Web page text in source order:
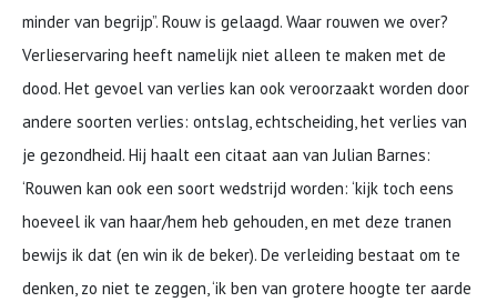
minder van begrijp”. Rouw is gelaagd. Waar rouwen we over?
Verlieservaring heeft namelijk niet alleen te maken met de
dood. Het gevoel van verlies kan ook veroorzaakt worden door
andere soorten verlies: ontslag, echtscheiding, het verlies van
je gezondheid. Hij haalt een citaat aan van Julian Barnes:
‘Rouwen kan ook een soort wedstrijd worden: ‘kijk toch eens
hoeveel ik van haar/hem heb gehouden, en met deze tranen
bewijs ik dat (en win ik de beker). De verleiding bestaat om te
denken, zo niet te zeggen, ‘ik ben van grotere hoogte ter aarde